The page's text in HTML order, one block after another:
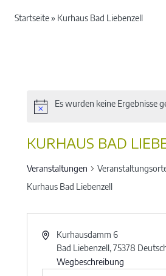
Startseite» Kurhaus Bad Liebenzell
Es wurden keine Ergebnisse
KURHAUS BAD
Veranstaltungen
Kurhaus Bad Liebenzell
Kurhausdamm 6
Bad Liebenzell,75378
Wegbeschreibung